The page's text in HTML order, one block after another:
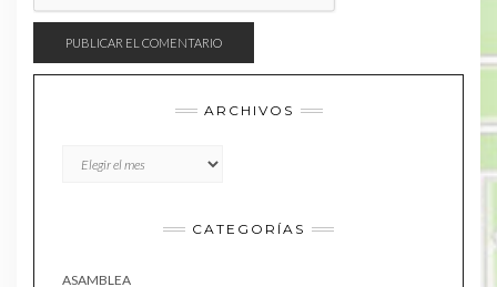
ARCHIVOS
CATEGORÍAS
ASAMBLEA